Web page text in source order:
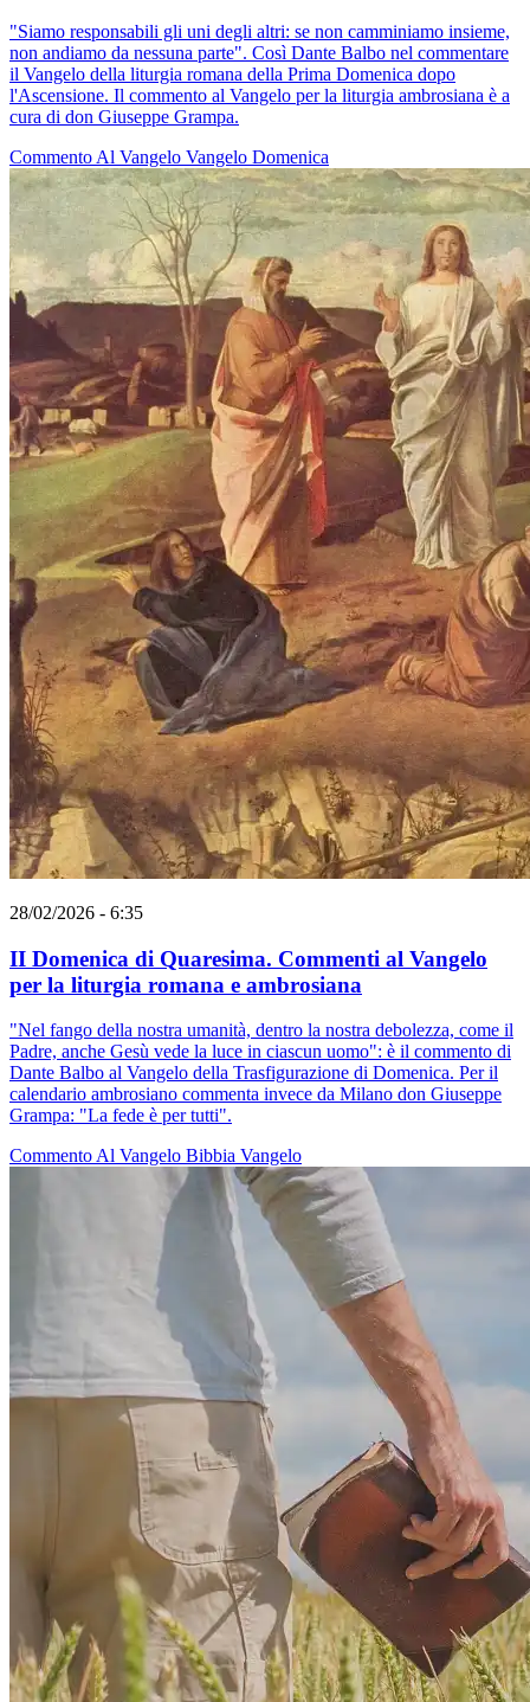
"Siamo responsabili gli uni degli altri: se non camminiamo insieme,
non andiamo da nessuna parte". Così Dante Balbo nel commentare
il Vangelo della liturgia romana della Prima Domenica dopo
l'Ascensione. Il commento al Vangelo per la liturgia ambrosiana è a
cura di don Giuseppe Grampa.
Commento Al Vangelo Vangelo Domenica
28/02/2026 - 6:35
II Domenica di Quaresima. Commenti al Vangelo
per la liturgia romana e ambrosiana
"Nel fango della nostra umanità, dentro la nostra debolezza, come il
Padre, anche Gesù vede la luce in ciascun uomo": è il commento di
Dante Balbo al Vangelo della Trasfigurazione di Domenica. Per il
calendario ambrosiano commenta invece da Milano don Giuseppe
Grampa: "La fede è per tutti".
Commento Al Vangelo Bibbia Vangelo